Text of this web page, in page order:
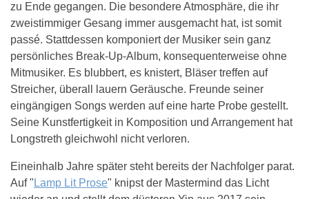
zu Ende gegangen. Die besondere Atmosphäre, die ihr
zweistimmiger Gesang immer ausgemacht hat, ist somit
passé. Stattdessen komponiert der Musiker sein ganz
persönliches Break-Up-Album, konsequenterweise ohne
Mitmusiker. Es blubbert, es knistert, Bläser treffen auf
Streicher, überall lauern Geräusche. Freunde seiner
eingängigen Songs werden auf eine harte Probe gestellt.
Seine Kunstfertigkeit in Komposition und Arrangement hat
Longstreth gleichwohl nicht verloren.
Eineinhalb Jahre später steht bereits der Nachfolger parat.
Auf " Lamp Lit Prose" knipst der Mastermind das Licht